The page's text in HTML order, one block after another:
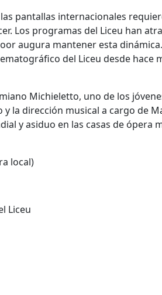
pantallas internacionales
Los programas del Liceu han
augura mantener esta dinámica.
del Liceu desde hace
Michieletto, uno de los
la dirección musical a cargo de
y asiduo en las casas de ópera
local)